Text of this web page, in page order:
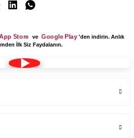
Store ve Google Play 'den indirin. Anlık
İlk Siz Faydalanın.